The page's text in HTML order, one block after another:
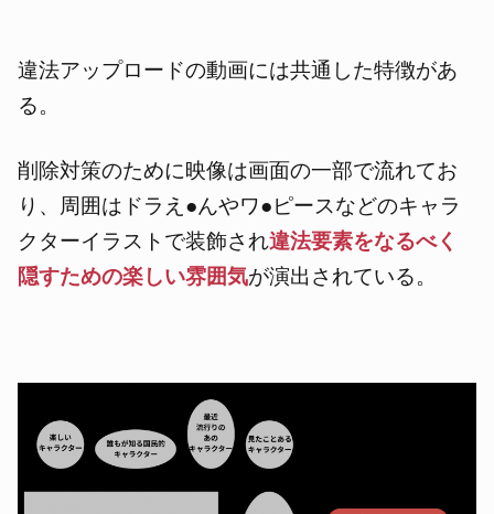
違法アップロードの動画には共通した特徴があ
る。
削除対策のために映像は画面の一部で流れてお
り、周囲はドラえ●んやワ●ピースなどのキャラ
クターイラストで装飾され違法要素をなるべく
隠すための楽しい雰囲気が演出されている。